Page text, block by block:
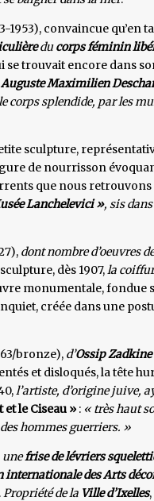
1953), convaincue qu’en
du corps féminin
se trouvait encore dans
Auguste Maximilien
corps splendide, par les
sculpture,
de nourrisson
que nous retrouvons
Lanchelevici », sis
dont nombre d’oeuvres
dès 1907,la
monumentale, fondue
créée dans une
bronze), d’Ossip Zadkine
et disloqués, la tête
l’artiste, d’origine juive,
et le Ciseau » : « très haut
hommes guerriers. »
unefrise de lévriers
internationale des Arts
Propriété de la Ville d’Ixelles